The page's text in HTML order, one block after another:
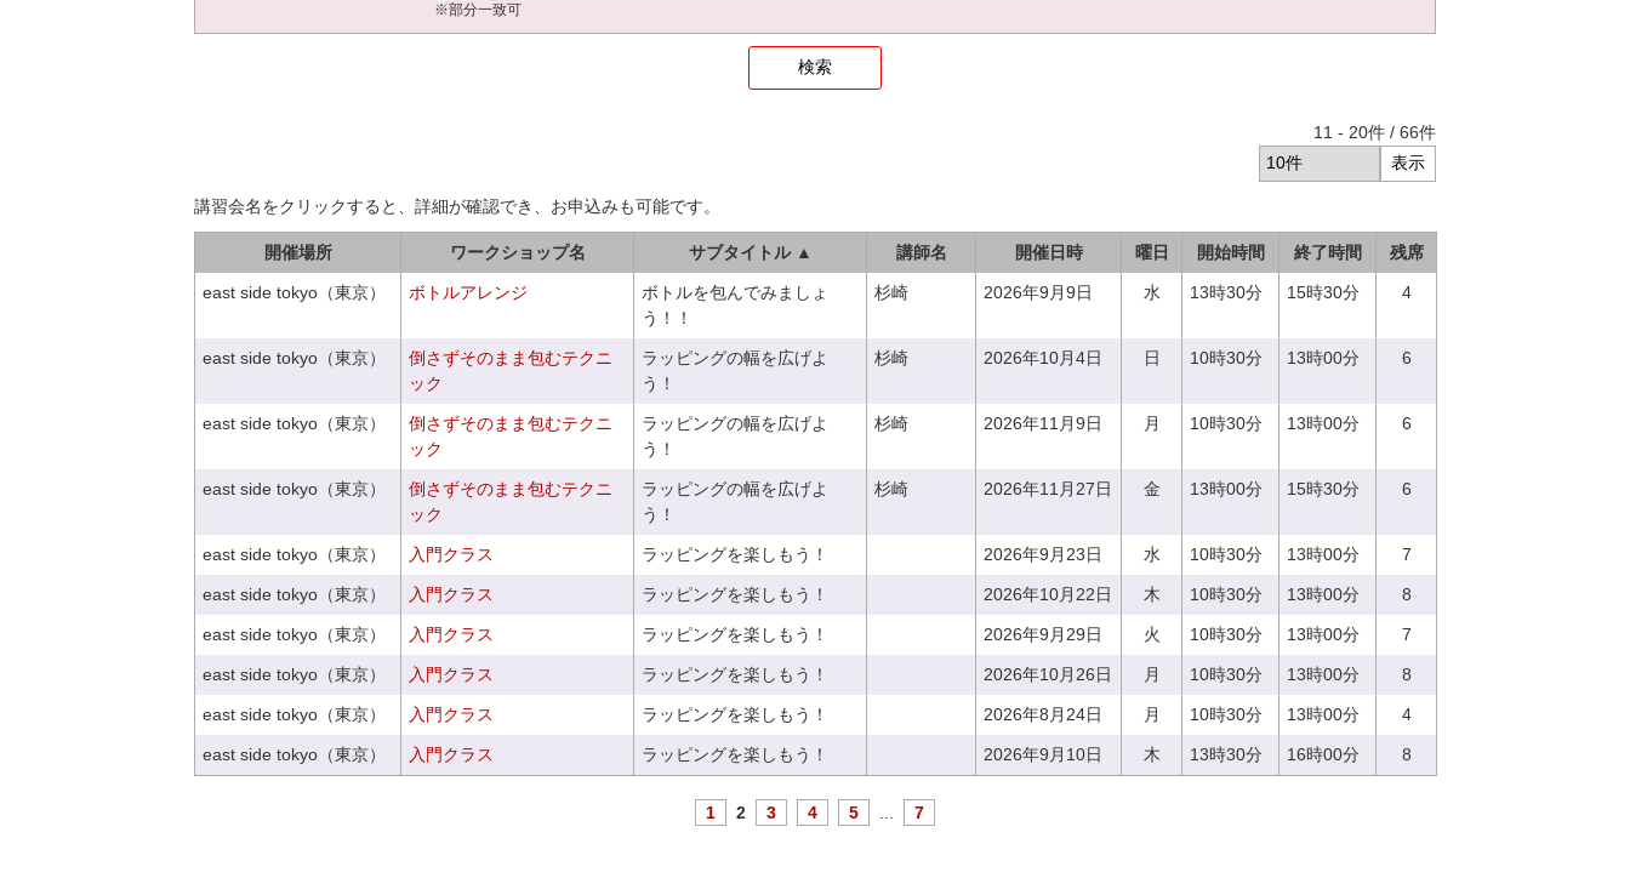
※部分一致可
11 - 20件 / 66件
講習会名をクリックすると、詳細が確認でき、お申込みも可能です。
開催場所 ワークショップ名 サブタイトル ▲ 講師名 開催日時 曜日 開始時間 終了時間 残席
east side tokyo（東京） ボトルアレンジ
ボトルを包んでみましょ
う！！
杉崎 2026年9月9日 水 13時30分 15時30分 4
east side tokyo（東京）
倒さずそのまま包むテクニ
ック
ラッピングの幅を広げよ
う！
杉崎 2026年10月4日 日 10時30分 13時00分 6
east side tokyo（東京）
倒さずそのまま包むテクニ
ック
ラッピングの幅を広げよ
う！
杉崎 2026年11月9日 月 10時30分 13時00分 6
east side tokyo（東京）
倒さずそのまま包むテクニ
ック
ラッピングの幅を広げよ
う！
杉崎 2026年11月27日 金 13時00分 15時30分 6
east side tokyo（東京） 入門クラス ラッピングを楽しもう！ 2026年9月23日 水 10時30分 13時00分 7
east side tokyo（東京） 入門クラス ラッピングを楽しもう！ 2026年10月22日 木 10時30分 13時00分 8
east side tokyo（東京） 入門クラス ラッピングを楽しもう！ 2026年9月29日 火 10時30分 13時00分 7
east side tokyo（東京） 入門クラス ラッピングを楽しもう！ 2026年10月26日 月 10時30分 13時00分 8
east side tokyo（東京） 入門クラス ラッピングを楽しもう！ 2026年8月24日 月 10時30分 13時00分 4
east side tokyo（東京） 入門クラス ラッピングを楽しもう！ 2026年9月10日 木 13時30分 16時00分 8
1 2 3 4 5 7